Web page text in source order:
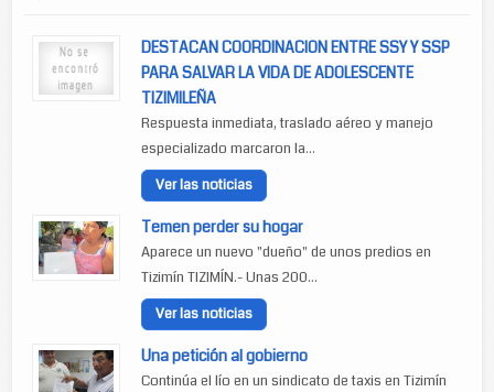
DESTACAN COORDINACION ENTRE SSY Y SSP
PARA SALVAR LA VIDA DE ADOLESCENTE
TIZIMILEÑA
Respuesta inmediata, traslado aéreo y manejo
especializado marcaron la...
Ver las noticias
Temen perder su hogar
Aparece un nuevo "dueño" de unos predios en
Tizimín TIZIMÍN.- Unas 200...
Ver las noticias
Una petición al gobierno
Continúa el lío en un sindicato de taxis en Tizimín